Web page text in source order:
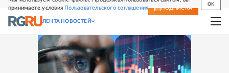
принимаете условия Пользовательского соглашения
OK
СВЕЖИЙ НОМЕР ПОДПИСКА
ЛЕНТА НОВОСТЕЙ